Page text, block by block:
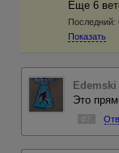
Еще 6
Последний:
Показать
Edemski
Это
#7